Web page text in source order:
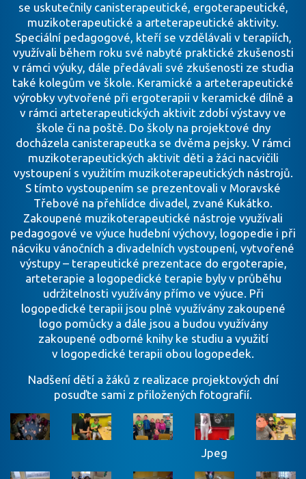
se uskutečnily canisterapeutické, ergoterapeutické,
muzikoterapeutické a arteterapeutické aktivity.
Speciální pedagogové, kteří se vzdělávali v terapiích,
využívali během roku své nabyté praktické zkušenosti
v rámci výuky, dále předávali své zkušenosti ze studia
také kolegům ve škole. Keramické a arteterapeutické
výrobky vytvořené při ergoterapii v keramické dílně a
v rámci arteterapeutických aktivit zdobí výstavy ve
škole či na poště. Do školy na projektové dny
docházela canisterapeutka se dvěma pejsky. V rámci
muzikoterapeutických aktivit děti a žáci nacvičili
vystoupení s využitím muzikoterapeutických nástrojů.
S tímto vystoupením se prezentovali v Moravské
Třebové na přehlídce divadel, zvané Kukátko.
Zakoupené muzikoterapeutické nástroje využívali
pedagogové ve výuce hudební výchovy, logopedie i při
nácviku vánočních a divadelních vystoupení, vytvořené
výstupy – terapeutické prezentace do ergoterapie,
arteterapie a logopedické terapie byly v průběhu
udržitelnosti využívány přímo ve výuce. Při
logopedické terapii jsou plně využívány zakoupené
logo pomůcky a dále jsou a budou využívány
zakoupené odborné knihy ke studiu a využití
v logopedické terapii obou logopedek.
Nadšení dětí a žáků z realizace projektových dní
posuďte sami z přiložených fotografií.
Jpeg